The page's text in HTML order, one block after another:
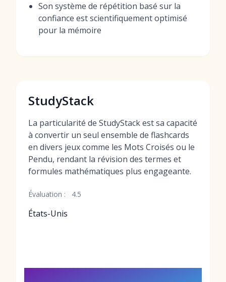
Son système de répétition basé sur la
confiance est scientifiquement optimisé
pour la mémoire
StudyStack
La particularité de StudyStack est sa capacité
à convertir un seul ensemble de flashcards
en divers jeux comme les Mots Croisés ou le
Pendu, rendant la révision des termes et
formules mathématiques plus engageante.
Évaluation : 4.5
États-Unis